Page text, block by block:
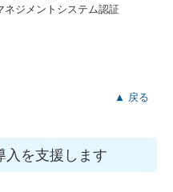
ネジメントシステム認証
▲ 戻る
入を支援します